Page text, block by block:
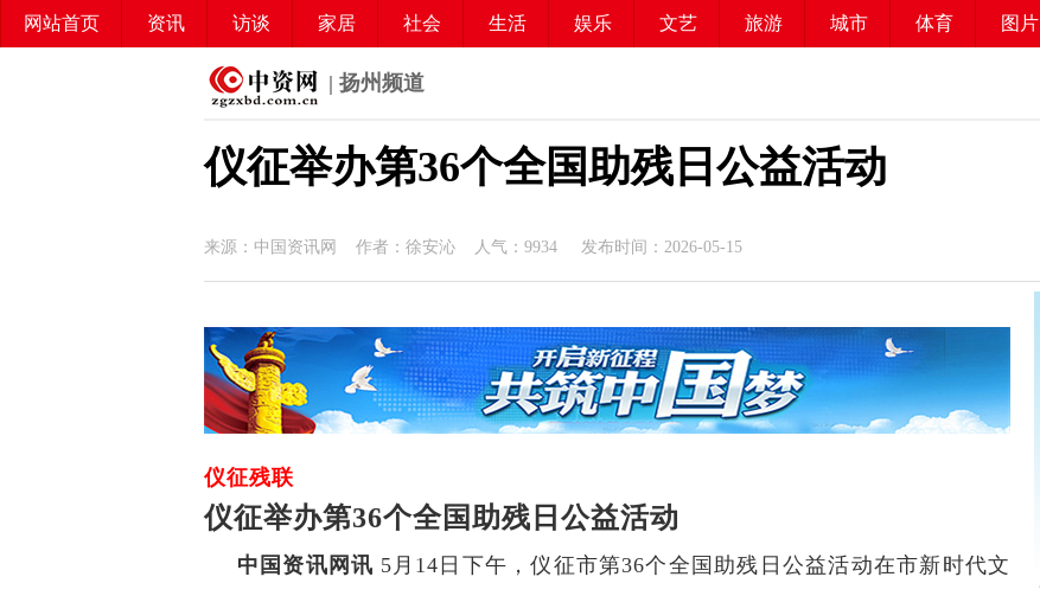
网站首页 资讯 访谈 家居 社会 生活 娱乐 文艺 旅游 城市 体育 图片
| 扬州频道
仪征举办第36个全国助残日公益活动
来源：中国资讯网 作者：徐安沁 人气： 9934 发布时间：2026-05-15
仪征残联
仪征举办第36个全国助残日公益活动
中国资讯网讯 5月14日下午，仪征市第36个全国助残日公益活动在市新时代文